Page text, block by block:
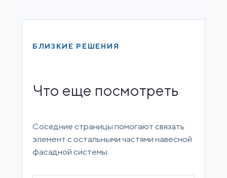
БЛИЗКИЕ РЕШЕНИЯ
Что еще посмотреть
Соседние страницы помогают связать
элемент с остальными частями навесной
фасадной системы.